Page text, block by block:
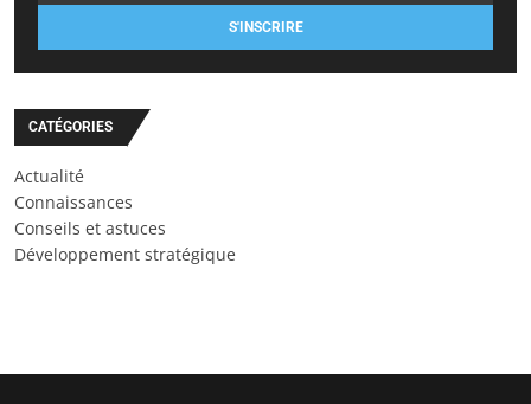
S'INSCRIRE
CATÉGORIES
Actualité
Connaissances
Conseils et astuces
Développement stratégique